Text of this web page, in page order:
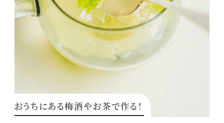
おうちにある梅酒やお茶で作る！